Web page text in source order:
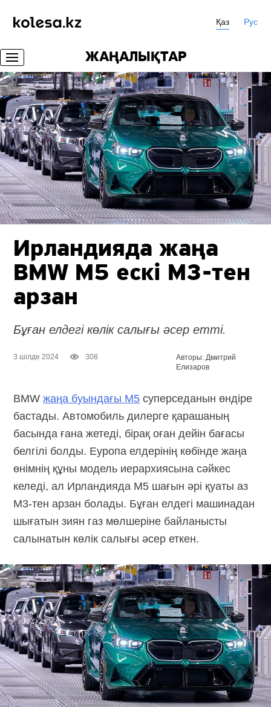
Қаз Рус
ЖАҢАЛЫҚТАР
Ирландияда жаңа
BMW M5 ескі M3-тен
арзан
Бұған елдегі көлік салығы әсер етті.
3 шілде 2024 308
Авторы: Дмитрий
Елизаров
BMWжаңа буындағы M5 суперседанын өндіре
бастады. Автомобиль дилерге қарашаның
басында ғана жетеді, бірақ оған дейін бағасы
белгілі болды. Еуропа елдерінің көбінде жаңа
өнімнің құны модель иерархиясына сәйкес
келеді, ал Ирландияда M5 шағын әрі қуаты аз
M3-тен арзан болады. Бұған елдегі машинадан
шығатын зиян газ мөлшеріне байланысты
салынатын көлік салығы әсер еткен.